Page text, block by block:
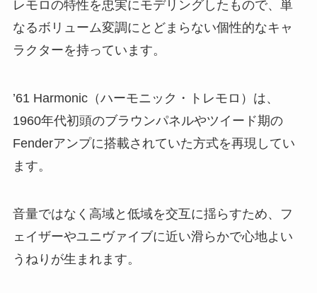
レモロの特性を忠実にモデリングしたもので、単
なるボリューム変調にとどまらない個性的なキャ
ラクターを持っています。
’61 Harmonic（ハーモニック・トレモロ）は、
1960年代初頭のブラウンパネルやツイード期の
Fenderアンプに搭載されていた方式を再現してい
ます。
音量ではなく高域と低域を交互に揺らすため、フ
ェイザーやユニヴァイブに近い滑らかで心地よい
うねりが生まれます。